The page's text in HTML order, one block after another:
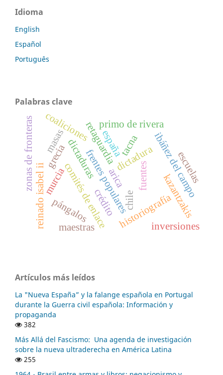
Idioma
English
Español
Português
Palabras clave
frentes populares
comités de enlace
murcia
retaguardia
historiografía
fuentes
dictadura
españa
primo de rivera
chile
ibáñez del campo
dictaduras
pángalos
grecia
kazantzakis
coaliciones
masas
reinado isabel ii
zonas de fronteras
crédito
inversiones
escuelas
maestras
arica
tacna
Artículos más leídos
La "Nueva España” y la falange española en Portugal
durante la Guerra civil española: Información y
propaganda
382
Más Allá del Fascismo: Una agenda de investigación
sobre la nueva ultraderecha en América Latina
255